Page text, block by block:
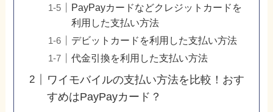
PayPayカードなどクレジットカードを
利用した支払い方法
デビットカードを利用した支払い方法
代金引換を利用した支払い方法
ワイモバイルの支払い方法を比較！おす
すめはPayPayカード？